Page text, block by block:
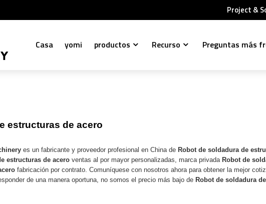
Project &
Casa yomi productos Recurso Preguntas más
estructuras de acero
es un fabricante y proveedor profesional en China deRobot de soldadura de
estructuras de acero ventas al por mayor personalizadas, marca privadaRobot de
fabricación por contrato. Comuníquese con nosotros ahora para obtener la mejor
de una manera oportuna, no somos el precio más bajo deRobot de soldadura